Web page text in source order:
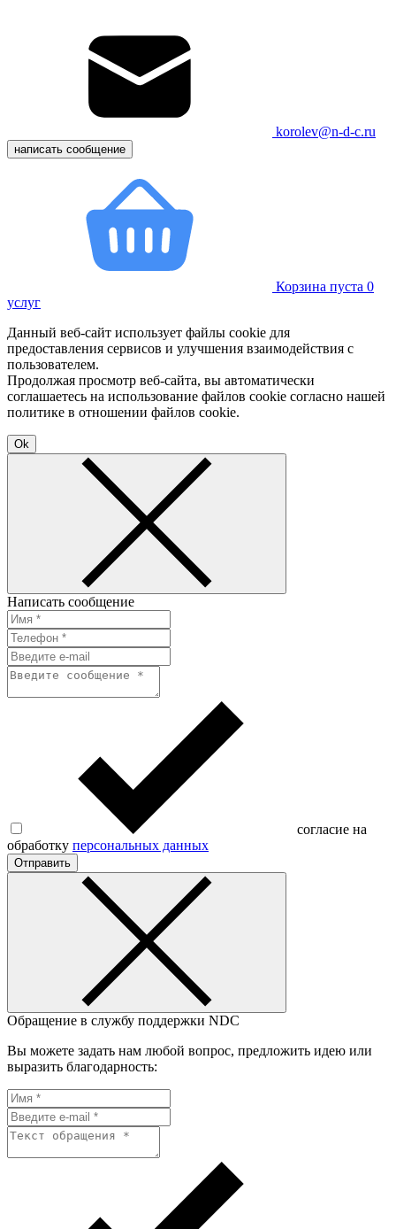
korolev@n-d-c.ru
написать сообщение
Корзина пуста 0
услуг
Данный веб-сайт использует файлы cookie для
предоставления сервисов и улучшения взаимодействия с
пользователем.
Продолжая просмотр веб-сайта, вы автоматически
соглашаетесь на использование файлов cookie согласно нашей
политике в отношении файлов cookie.
Ok
Написать сообщение
согласие на
обработку персональных данных
Отправить
Обращение в службу поддержки NDC
Вы можете задать нам любой вопрос, предложить идею или
выразить благодарность: